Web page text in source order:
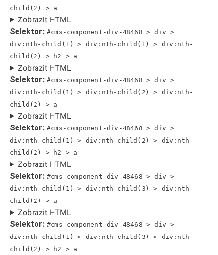
child(2) > a
Zobrazit HTML
Selektor: #cms-component-div-48468 > div >
div:nth-child(1) > div:nth-child(1) > div:nth-
child(2) > h2 > a
Zobrazit HTML
Selektor: #cms-component-div-48468 > div >
div:nth-child(1) > div:nth-child(2) > div:nth-
child(2) > a
Zobrazit HTML
Selektor: #cms-component-div-48468 > div >
div:nth-child(1) > div:nth-child(2) > div:nth-
child(2) > h2 > a
Zobrazit HTML
Selektor: #cms-component-div-48468 > div >
div:nth-child(1) > div:nth-child(3) > div:nth-
child(2) > a
Zobrazit HTML
Selektor: #cms-component-div-48468 > div >
div:nth-child(1) > div:nth-child(3) > div:nth-
child(2) > h2 > a